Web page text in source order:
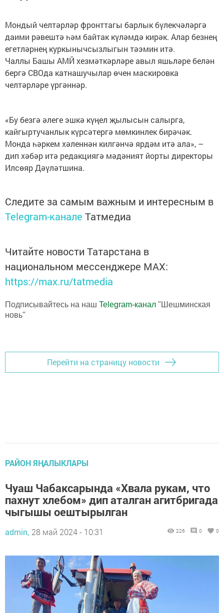
Мондый челтәрләр фронттагы барлык бүлекчәләргә
даими рәвештә һәм байтак күләмдә кирәк. Алар безнең
егетләрнең куркынычсызлыгын тәэмин итә.
Чаллы Башы АМЙ хезмәткәрләре авыл яшьләре белән
бергә СВОда катнашучылар өчен маскировка
челтәрләре үргәннәр.
«Бу безгә әлеге эшкә күңел җылысын салырга,
кайгыртучанлык күрсәтергә мөмкинлек бирәчәк.
Монда һәркем хәленнән килгәнчә ярдәм итә ала», –
дип хәбәр итә редакциягә мәдәният йорты директоры
Илсөяр Дәүләтшина.
Следите за самым важным и интересным в
Telegram-канале Татмедиа
Читайте новости Татарстана в
национальном мессенджере MАХ:
https://max.ru/tatmedia
Подписывайтесь на наш Telegram-канал "Шешминская
новь"
Перейти на страницу новости
РАЙОН ЯҢАЛЫКЛАРЫ
Чуаш Чабаксарында «Хвала рукам, что
пахнут хлебом» дип аталган агитбригада
чыгышы оештырылган
admin, 28 май 2024 - 10:31 226 0 0